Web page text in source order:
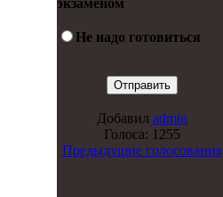
экзаменом
Не надо готовиться
Добавил admin
Голоса: 1255
Предыдущие голосования